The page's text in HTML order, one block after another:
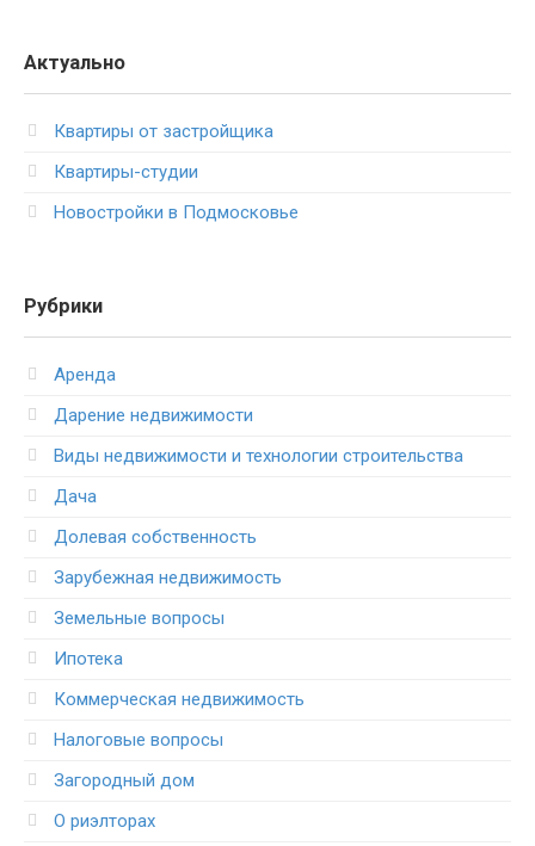
Актуально
Квартиры от застройщика
Квартиры-студии
Новостройки в Подмосковье
Рубрики
Аренда
Дарение недвижимости
Виды недвижимости и технологии строительства
Дача
Долевая собственность
Зарубежная недвижимость
Земельные вопросы
Ипотека
Коммерческая недвижимость
Налоговые вопросы
Загородный дом
О риэлторах